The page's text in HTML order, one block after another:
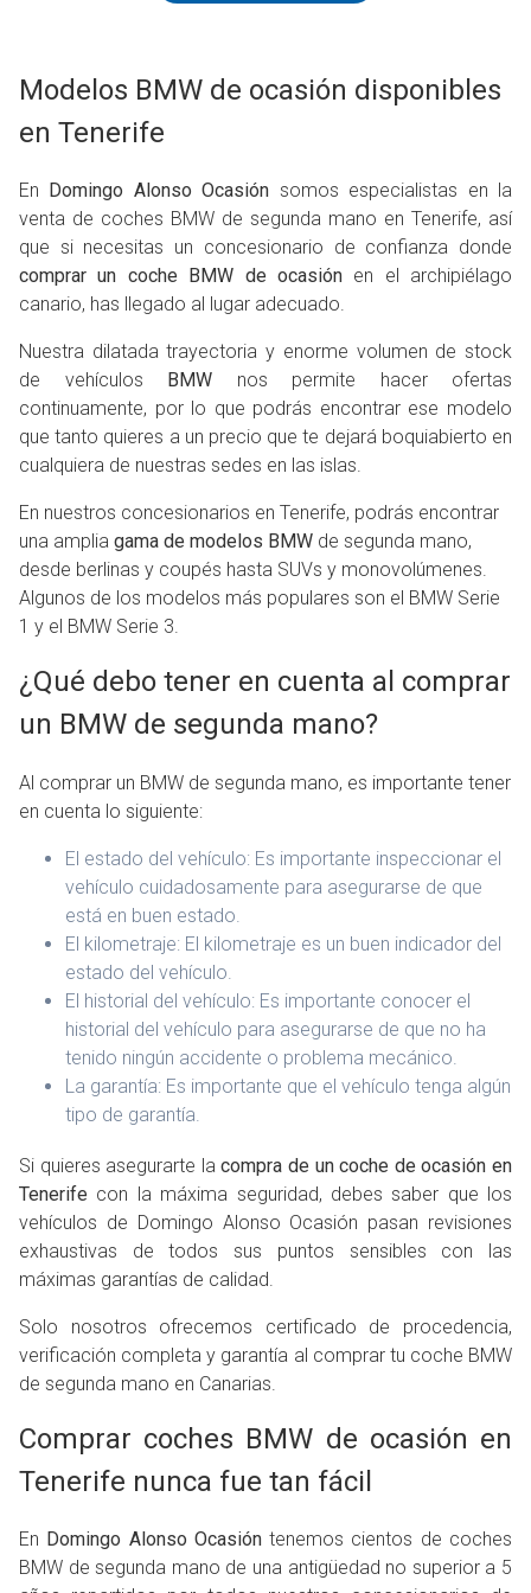
Modelos BMW de ocasión disponibles
en Tenerife
En Domingo Alonso Ocasión somos especialistas en la
venta de coches BMW de segunda mano en Tenerife, así
que si necesitas un concesionario de confianza donde
comprar un coche BMW de ocasiónen el archipiélago
canario, has llegado al lugar adecuado.
Nuestra dilatada trayectoria y enorme volumen de stock
de vehículos
BMW nos permite hacer ofertas
continuamente, por lo que podrás encontrar ese modelo
que tanto quieres a un precio que te dejará boquiabierto en
cualquiera de nuestras sedes en las islas.
En nuestros concesionarios en Tenerife, podrás encontrar
una amplia gama de modelos BMW de segunda mano,
desde berlinas y coupés hasta SUVs y monovolúmenes.
Algunos de los modelos más populares son el BMW Serie
1 y el BMW Serie 3.
¿Qué debo tener en cuenta al comprar
un BMW de segunda mano?
Al comprar un BMW de segunda mano, es importante tener
en cuenta lo siguiente:
El estado del vehículo: Es importante inspeccionar el
vehículo cuidadosamente para asegurarse de que
está en buen estado.
El kilometraje: El kilometraje es un buen indicador del
estado del vehículo.
El historial del vehículo: Es importante conocer el
historial del vehículo para asegurarse de que no ha
tenido ningún accidente o problema mecánico.
La garantía: Es importante que el vehículo tenga algún
tipo de garantía.
Si quieres asegurarte lacompra de un coche de ocasión en
Tenerife con la máxima seguridad, debes saber que los
vehículos de Domingo Alonso Ocasión pasan revisiones
exhaustivas de todos sus puntos sensibles con las
máximas garantías de calidad.
Solo nosotros ofrecemos certificado de procedencia,
verificación completa y garantía al comprar tu coche BMW
de segunda mano en Canarias.
Comprar coches BMW de ocasión en
Tenerife nunca fue tan fácil
En Domingo Alonso Ocasióntenemos cientos de coches
BMW de segunda mano de una antigüedad no superior a 5